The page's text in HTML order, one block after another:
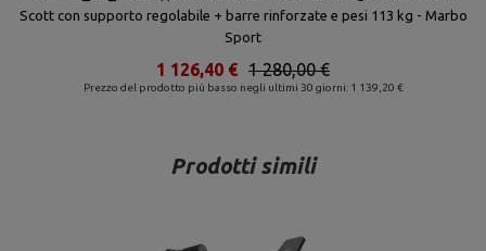
Scott con supporto regolabile + barre rinforzate e pesi 113 kg - Marbo
Sport
Prezzo del prodotto più basso negli ultimi 30 giorni: 1 139,20 €
1 280,00 €
1 126,40 €
Prodotti simili